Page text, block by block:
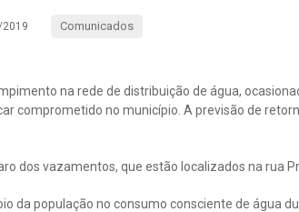
Comunicados
na rede de distribuição de água,
comprometido no município. A previsão de
dos vazamentos, que estão localizados na rua
da população no consumo consciente de água